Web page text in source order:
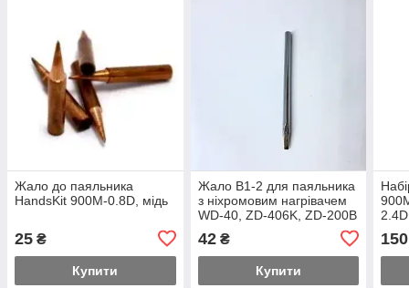
Жало до паяльника
HandsKit 900M-0.8D, мідь
25 ₴
Купити
Жало B1-2 для паяльника
з ніхромовим нагрівачем
WD-40, ZD-406K, ZD-200B
(40W), ZD-60, ZD-60A, ZD-
7
42₴
Купити
150